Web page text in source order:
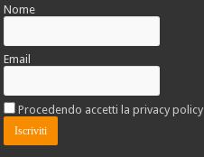
Nome
Email
Procedendo accetti la privacy policy